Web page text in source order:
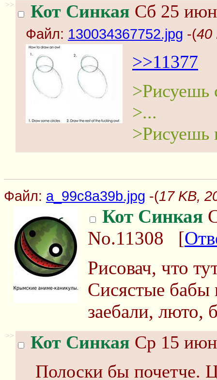
>> Кот Синкая Сб 25
Файл: 130034367752.jpg -(40
>>11377
>Рисуешь
>...
>Рисуешь
Файл: a_99c8a39b.jpg -(17 KB,
Кот Синкая
No.11308 [
Рисовач, что
Сисястые бабы
заебали, люто,
>> Кот Синкая Ср 15
Полоски бы почетче.